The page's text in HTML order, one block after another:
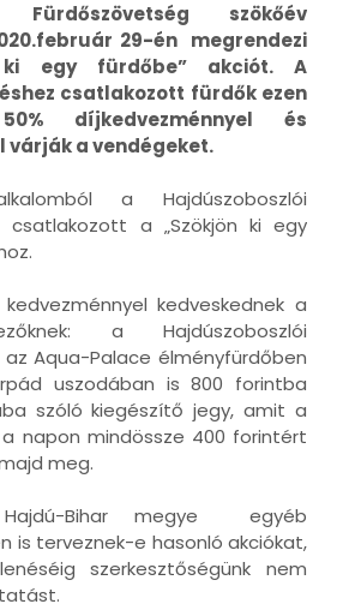
szökőév
29-én megrendezi
ki egy fürdőbe” akciót. A
csatlakozott fürdők ezen
díjkedvezménnyel és
várják a vendégeket.
a Hajdúszoboszlói
csatlakozott a „Szökjön ki egy
kedveskednek a
a Hajdúszoboszlói
Aqua-Palace élményfürdőben
uszodában is 800 forintba
szóló kiegészítő jegy, amit a
napon mindössze 400 forintért
meg.
Bihar megye egyéb
is terveznek-e hasonló akciókat,
szerkesztőségünk nem